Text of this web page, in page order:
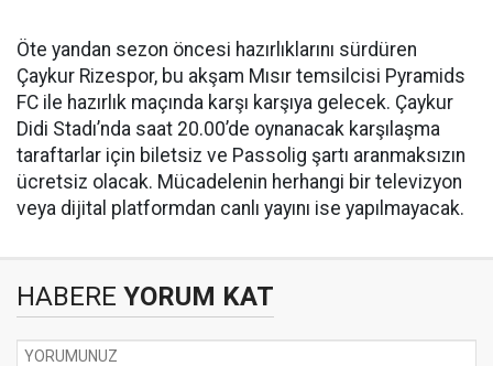
Öte yandan sezon öncesi hazırlıklarını sürdüren
Çaykur Rizespor, bu akşam Mısır temsilcisi Pyramids
FC ile hazırlık maçında karşı karşıya gelecek. Çaykur
Didi Stadı’nda saat 20.00’de oynanacak karşılaşma
taraftarlar için biletsiz ve Passolig şartı aranmaksızın
ücretsiz olacak. Mücadelenin herhangi bir televizyon
veya dijital platformdan canlı yayını ise yapılmayacak.
HABERE YORUM KAT